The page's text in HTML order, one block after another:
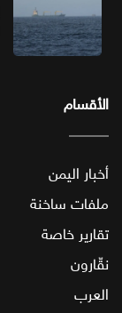
الأقسام
أخبار اليمن
ملفات ساخنة
تقارير خاصة
نقّارون
العرب